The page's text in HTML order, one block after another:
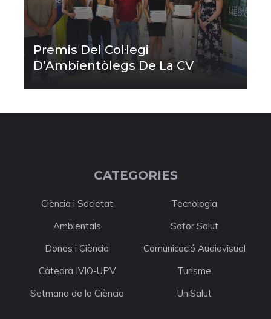
Premis Del Col·legi
D’Ambientòlegs De La CV
CATEGORIES
Ciència i Societat
Tecnologia
Ambientals
Safor Salut
Dones i Ciència
Comunicació Audiovisual
Càtedra IVIO-UPV
Turisme
Setmana de la Ciència
UniSalut